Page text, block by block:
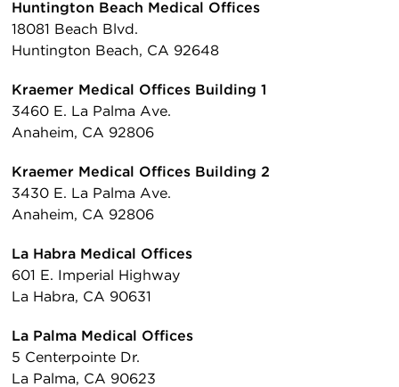
Huntington Beach Medical Offices
18081 Beach Blvd.
Huntington Beach, CA 92648
Kraemer Medical Offices Building 1
3460 E. La Palma Ave.
Anaheim, CA 92806
Kraemer Medical Offices Building 2
3430 E. La Palma Ave.
Anaheim, CA 92806
La Habra Medical Offices
601 E. Imperial Highway
La Habra, CA 90631
La Palma Medical Offices
5 Centerpointe Dr.
La Palma, CA 90623